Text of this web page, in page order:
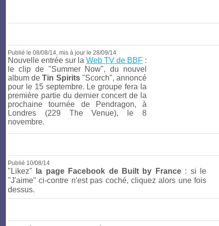
Publié le 08/08/14, mis à jour le 28/09/14
Nouvelle entrée sur la Web TV de BBF :
le clip de "Summer Now", du nouvel
album deTin Spirits"Scorch", annoncé
pour le 15 septembre. Le groupe fera la
première partie du dernier concert de la
prochaine tournée de Pendragon, à
Londres (229 The Venue), le 8
novembre.
Publié 10/08/14
"Likez" la page Facebook de Built by France: si le
"J'aime" ci-contre n'est pas coché, cliquez alors une fois
dessus.